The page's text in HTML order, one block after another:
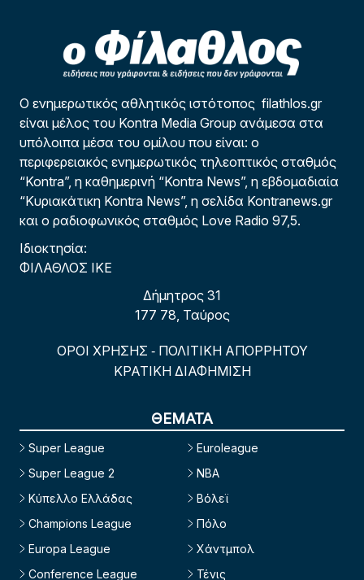
Ο ενημερωτικός αθλητικός ιστότοπος filathlos.gr
είναι μέλος του Kontra Media Group ανάμεσα στα
υπόλοιπα μέσα του ομίλου που είναι: ο
περιφερειακός ενημερωτικός τηλεοπτικός σταθμός
“Kontra”, η καθημερινή “Kontra News”, η εβδομαδιαία
“Κυριακάτικη Kontra News”, η σελίδα Kontranews.gr
και ο ραδιοφωνικός σταθμός Love Radio 97,5.
Ιδιοκτησία:
ΦΙΛΑΘΛΟΣ ΙΚΕ
Δήμητρος 31
177 78, Ταύρος
ΟΡΟΙ ΧΡΗΣΗΣ - ΠΟΛΙΤΙΚΗ ΑΠΟΡΡΗΤΟΥ
ΚΡΑΤΙΚΗ ΔΙΑΦΗΜΙΣΗ
ΘΕΜΑΤΑ
Super League
Super League 2
Κύπελλο Ελλάδας
Champions League
Europa League
Conference League
Euroleague
NBA
Βόλεϊ
Πόλο
Χάντμπολ
Τένις